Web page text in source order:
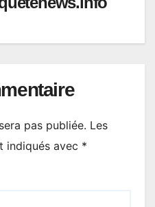
pas publiée. Les
indiqués avec *